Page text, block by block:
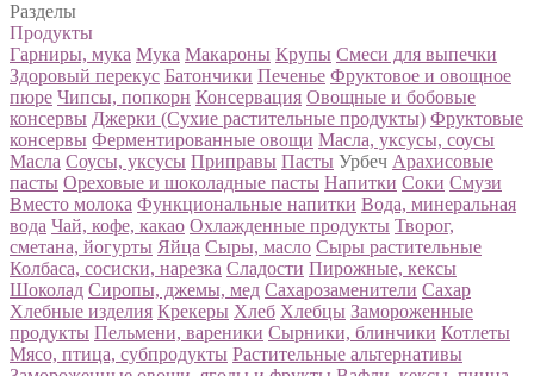
Разделы
Продукты
Гарниры, мука Мука Макароны Крупы Смеси для выпечки
Здоровый перекус Батончики Печенье Фруктовое и овощное
пюре Чипсы, попкорн Консервация Овощные и бобовые
консервы Джерки (Сухие растительные продукты) Фруктовые
консервы Ферментированные овощи Масла, уксусы, соусы
Масла Соусы, уксусы Приправы Пасты Урбеч Арахисовые
пасты Ореховые и шоколадные пасты Напитки Соки Смузи
Вместо молока Функциональные напитки Вода, минеральная
вода Чай, кофе, какао Охлажденные продукты Творог,
сметана, йогурты Яйца Сыры, масло Сыры растительные
Колбаса, сосиски, нарезка Сладости Пирожные, кексы
Шоколад Сиропы, джемы, мед Сахарозаменители Сахар
Хлебные изделия Крекеры Хлеб Хлебцы Замороженные
продукты Пельмени, вареники Сырники, блинчики Котлеты
Мясо, птица, субпродукты Растительные альтернативы